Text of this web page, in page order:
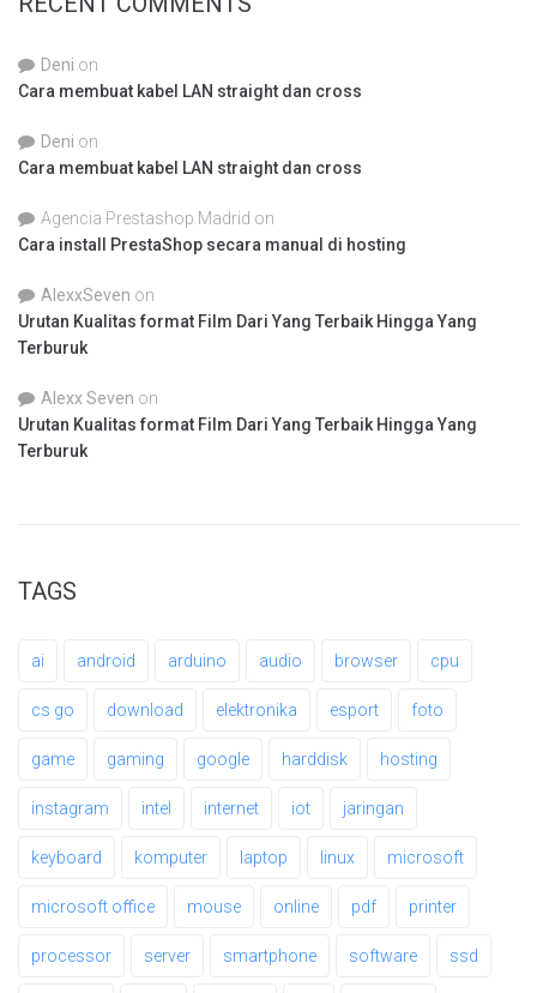
Deni on
Cara membuat kabel LAN straight dan cross
Deni on
Cara membuat kabel LAN straight dan cross
Agencia Prestashop Madrid on
Cara install PrestaShop secara manual di hosting
AlexxSeven on
Urutan Kualitas format Film Dari Yang Terbaik Hingga Yang
Terburuk
Alexx Seven on
Urutan Kualitas format Film Dari Yang Terbaik Hingga Yang
Terburuk
TAGS
ai android arduino audio browser cpu
cs go download elektronika esport foto
game gaming google harddisk hosting
instagram intel internet iot jaringan
keyboard komputer laptop linux microsoft
microsoft office mouse online pdf printer
processor server smartphone software ssd